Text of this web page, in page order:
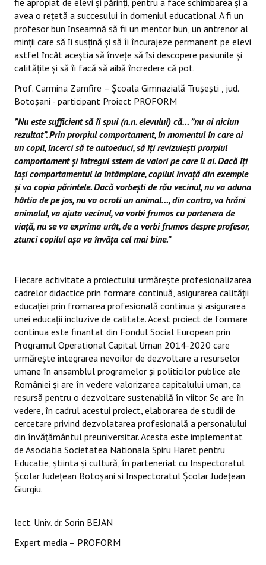
avea o rețetă a succesului în domeniul educational. A fi un
profesor bun înseamnă să fii un mentor bun, un antrenor al
minții care să îi susțină și să îi încurajeze permanent pe elevi
astfel încât aceștia să învețe să îsi descopere pasiunile și
calitățile și să îi facă să aibă încredere că pot.
Prof. Carmina Zamfire – Școala Gimnazială Trușești , jud.
Botoșani - participant Proiect PROFORM
”Nu este sufficient să îi spui (n.n. elevului) că… ”nu ai niciun
rezultat”. Prin prorpiul comportament, în momentul în care ai
un copil, încerci să te autoeduci, să îți revizuiești prorpiul
comportament și întregul sstem de valori pe care îl ai. Dacă îți
lași comportamentul la întâmplare, copilul învață din exemple
și va copia părintele. Dacă vorbești de rău vecinul, nu va aduna
hârtia de pe jos, nu va ocroti un animal…, din contra, va hrăni
animalul, va ajuta vecinul, va vorbi frumos cu partenera de
viață, nu se va exprima urât, de a vorbi frumos despre profesor,
ztunci copilul așa va învăța cel mai bine.”
Fiecare activitate a proiectului urmărește profesionalizarea
cadrelor didactice prin formare continuă, asigurarea calității
educației prin fromarea profesională continua și asigurarea
unei educații incluzive de calitate. Acest proiect de formare
continua este finantat din Fondul Social European prin
Programul Operational Capital Uman 2014-2020 care
urmărește integrarea nevoilor de dezvoltare a resurselor
umane în ansamblul programelor și politicilor publice ale
României și are în vedere valorizarea capitalului uman, ca
resursă pentru o dezvoltare sustenabilă în viitor. Se are în
vedere, în cadrul acestui proiect, elaborarea de studii de
cercetare privind dezvolatarea profesională a personalului
din învățământul preuniversitar. Acesta este implementat
de Asociatia Societatea Nationala Spiru Haret pentru
Educatie, știinta și cultură, în parteneriat cu Inspectoratul
Școlar Județean Botoșani si Inspectoratul Școlar Județean
Giurgiu.
lect. Univ. dr. Sorin BEJAN
Expert media – PROFORM